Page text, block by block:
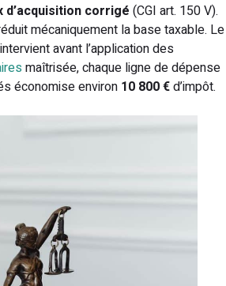
corrigé (CGI art. 150 V).
mécaniquement la base taxable. Le
avant l’application des
maîtrisée, chaque ligne de dépense
économise environ 10 800 €d’impôt.